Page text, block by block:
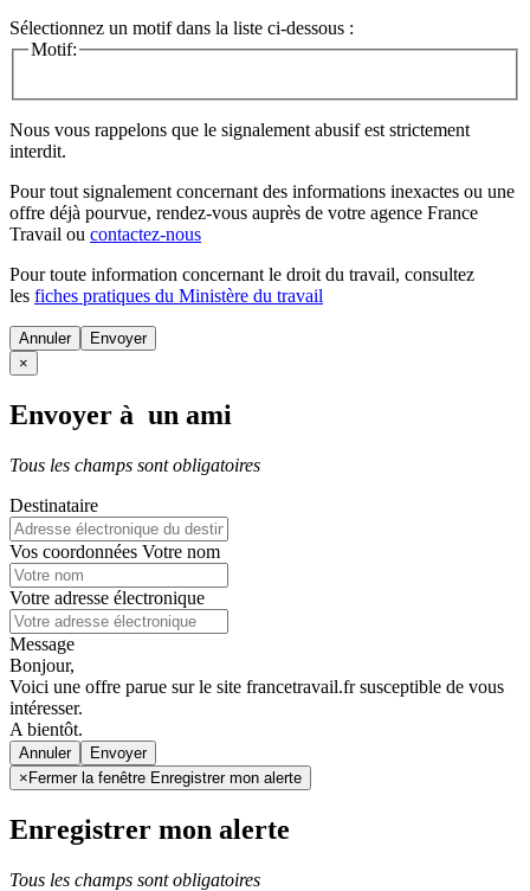
Sélectionnez un motif dans la liste ci-dessous :
Motif:
Nous vous rappelons que le signalement abusif est strictement
interdit.
Pour tout signalement concernant des informations inexactes ou une
offre déjà pourvue, rendez-vous auprès de votre agence France
Travail ou contactez-nous
Pour toute information concernant le droit du travail, consultez
les fiches pratiques du Ministère du travail
Annuler
×
Envoyer à un ami
Tous les champs sont obligatoires
Destinataire
Vos coordonnées Votre nom
Votre adresse électronique
Message
Bonjour,
Voici une offre parue sur le site francetravail.fr susceptible de vous
intéresser.
A bientôt.
Annuler
× Fermer la fenêtre Enregistrer mon alerte
Enregistrer mon alerte
Tous les champs sont obligatoires